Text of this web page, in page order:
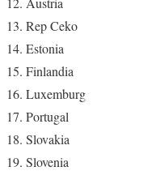
Rep Ceko
Estonia
Finlandia
Luxemburg
Portugal
Slovakia
Slovenia